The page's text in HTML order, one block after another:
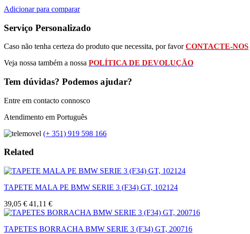
Adicionar para comparar
Serviço Personalizado
Caso não tenha certeza do produto que necessita, por favorCONTACTE-NOS
Veja nossa também a nossa POLÍTICA DE DEVOLUÇÃO
Tem dúvidas? Podemos ajudar?
Entre em contacto connosco
Atendimento em Português
(+ 351) 919 598 166
Related
TAPETE MALA PE BMW SERIE 3 (F34) GT, 102124
39,05 € 41,11 €
TAPETES BORRACHA BMW SERIE 3 (F34) GT, 200716